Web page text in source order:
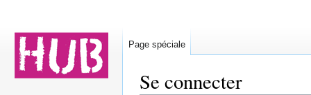
Se connecter
Page spéciale